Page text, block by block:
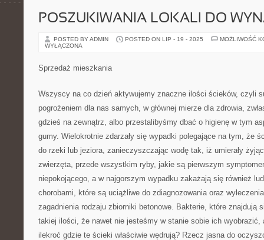
POSZUKIWANIA LOKALI DO
POSTED BY ADMIN POSTED ON LIP - 19 - 2025
MOŻLIWOŚĆ
WYŁĄCZONA
Sprzedaż mieszkania
Wszyscy na co dzień aktywujemy znaczne ilości ścieków, czyli
pogrożeniem dla nas samych, w głównej mierze dla zdrowia,
gdzieś na zewnątrz, albo przestalibyśmy dbać o higienę w tym
gumy. Wielokrotnie zdarzały się wypadki polegające na tym, że
do rzeki lub jeziora, zanieczyszczając wodę tak, iż umierały
zwierzęta, przede wszystkim ryby, jakie są pierwszym
niepokojącego, a w najgorszym wypadku zakażają się również
chorobami, które są uciążliwe do zdiagnozowania oraz
zagadnienia rodzaju zbiorniki betonowe. Bakterie, które znajdują
takiej ilości, że nawet nie jesteśmy w stanie sobie ich wyobrazić,
ilekroć gdzie te ścieki właściwie wędrują? Rzecz jasna do